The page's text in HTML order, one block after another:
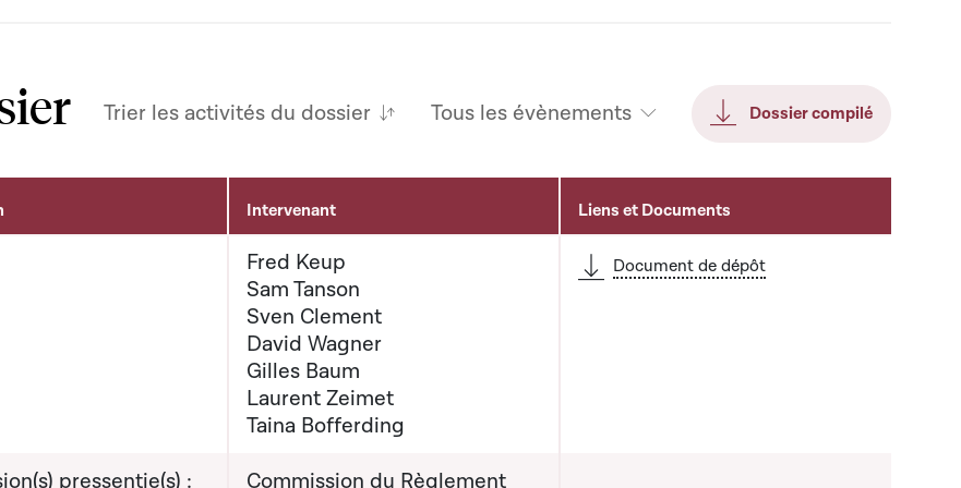
Trier les activités du dossier Tous les évènements Dossier compilé
Intervenant Liens et Documents
Fred Keup
Sam Tanson
Sven Clement
David Wagner
Gilles Baum
Laurent Zeimet
Taina Bofferding
Document de dépôt
pressentie(s) :
Commission du Règlement